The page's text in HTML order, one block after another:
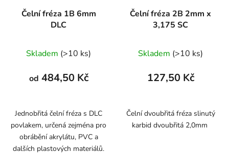
Čelní fréza 1B 6mm
DLC
Skladem (>10 ks)
od 484,50 Kč
Jednobřitá čelní fréza s DLC
povlakem, určená zejména pro
obrábění akrylátu, PVC a
dalších plastových materiálů.
Čelní fréza 2B 2mm x
3,175 SC
Skladem (>10 ks)
127,50 Kč
Čelní dvoubřitá fréza slinutý
karbid dvoubřitá 2,0mm